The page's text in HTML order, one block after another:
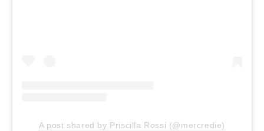
A post shared by Priscilla Rossi (@mercredie)